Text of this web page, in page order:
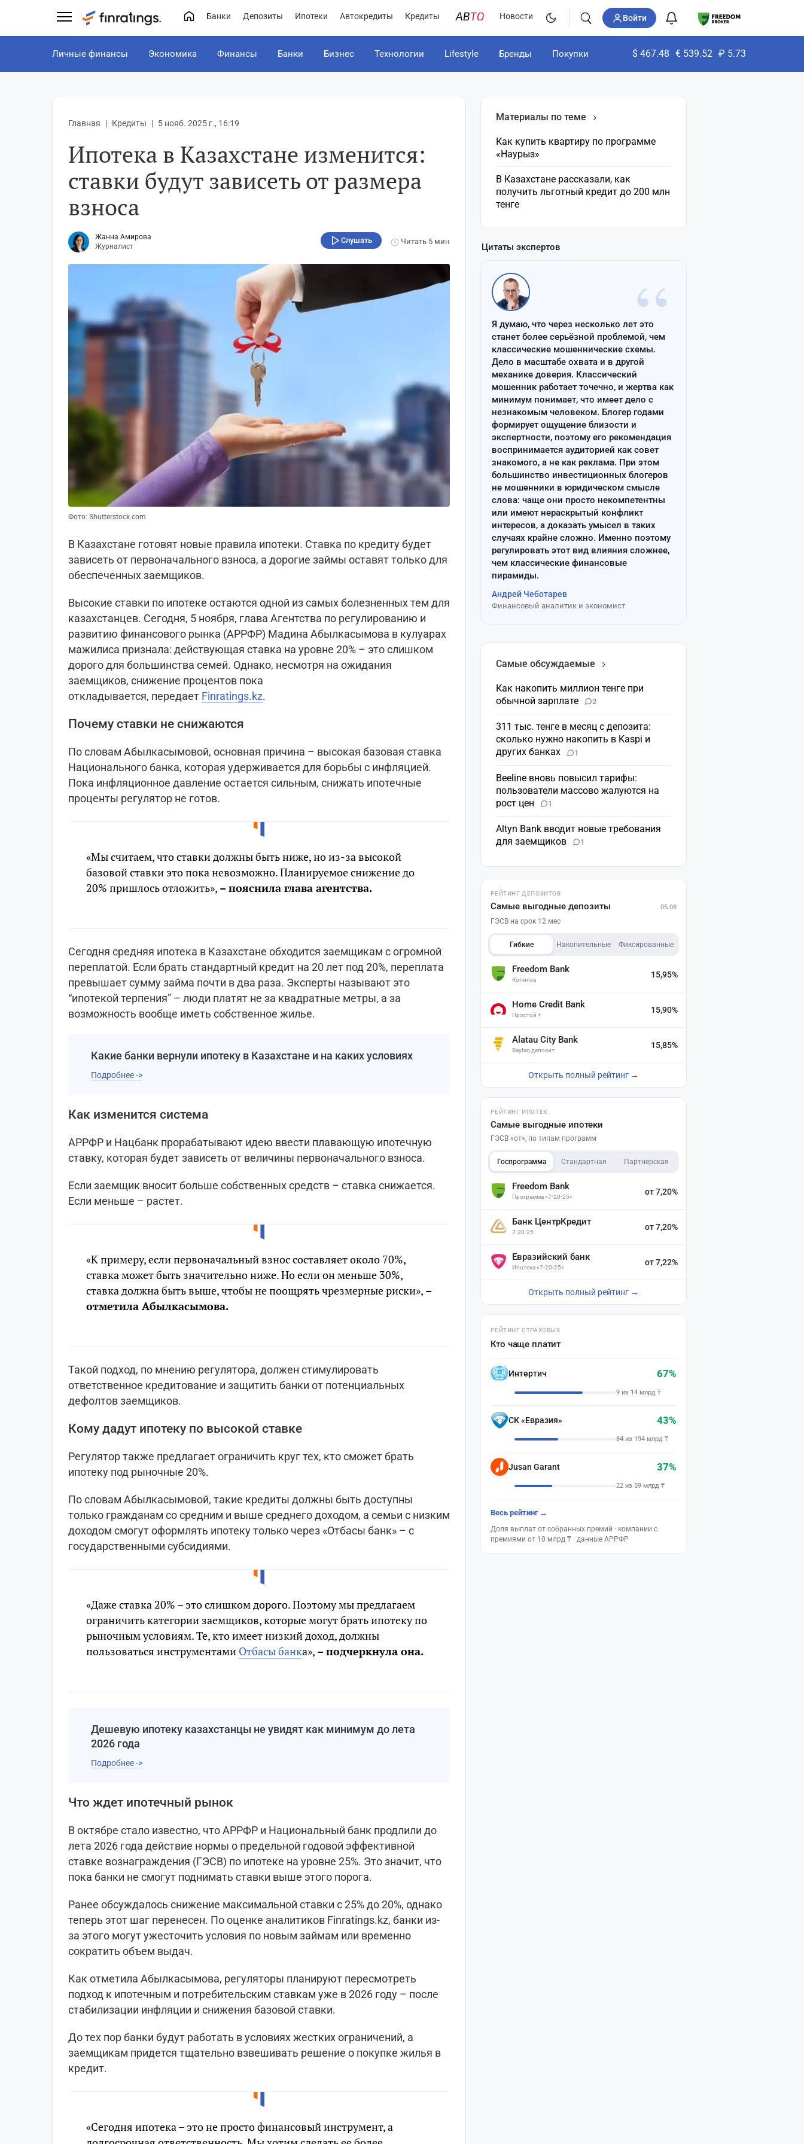
Банки Депозиты Ипотеки Автокредиты Кредиты Новости Войти
Личные финансы Экономика Финансы Банки Бизнес Технологии Lifestyle Бренды Покупки $ 467.48 € 539.52 ₽ 5.73
Главная Кредиты 5 нояб. 2025 г., 16:19
Ипотека в Казахстане изменится:
ставки будут зависеть от размера
взноса
Жанна Амирова
Журналист
Слушать Читать 5 мин
Фото: Shutterstock.com
В Казахстане готовят новые правила ипотеки. Ставка по кредиту будет
зависеть от первоначального взноса, а дорогие займы оставят только для
обеспеченных заемщиков.
Высокие ставки по ипотеке остаются одной из самых болезненных тем для
казахстанцев. Сегодня, 5 ноября, глава Агентства по регулированию и
развитию финансового рынка (АРРФР) Мадина Абылкасымова в кулуарах
мажилиса признала: действующая ставка на уровне 20% – это слишком
дорого для большинства семей. Однако, несмотря на ожидания
заемщиков, снижение процентов пока
откладывается, передает Finratings.kz.
Почему ставки не снижаются
По словам Абылкасымовой, основная причина – высокая базовая ставка
Национального банка, которая удерживается для борьбы с инфляцией.
Пока инфляционное давление остается сильным, снижать ипотечные
проценты регулятор не готов.
«Мы считаем, что ставки должны быть ниже, но из-за высокой
базовой ставки это пока невозможно. Планируемое снижение до
20% пришлось отложить», – пояснила глава агентства.
Сегодня средняя ипотека в Казахстане обходится заемщикам с огромной
переплатой. Если брать стандартный кредит на 20 лет под 20%, переплата
превышает сумму займа почти в два раза. Эксперты называют это
“ипотекой терпения” – люди платят не за квадратные метры, а за
возможность вообще иметь собственное жилье.
Какие банки вернули ипотеку в Казахстане и на каких условиях
Подробнее ->
Как изменится система
АРРФР и Нацбанк прорабатывают идею ввести плавающую ипотечную
ставку, которая будет зависеть от величины первоначального взноса.
Если заемщик вносит больше собственных средств – ставка снижается.
Если меньше – растет.
«К примеру, если первоначальный взнос составляет около 70%,
ставка может быть значительно ниже. Но если он меньше 30%,
ставка должна быть выше, чтобы не поощрять чрезмерные риски», –
отметила Абылкасымова.
Такой подход, по мнению регулятора, должен стимулировать
ответственное кредитование и защитить банки от потенциальных
дефолтов заемщиков.
Кому дадут ипотеку по высокой ставке
Регулятор также предлагает ограничить круг тех, кто сможет брать
ипотеку под рыночные 20%.
По словам Абылкасымовой, такие кредиты должны быть доступны
только гражданам со средним и выше среднего доходом, а семьи с низким
доходом смогут оформлять ипотеку только через «Отбасы банк» – с
государственными субсидиями.
«Даже ставка 20% – это слишком дорого. Поэтому мы предлагаем
ограничить категории заемщиков, которые могут брать ипотеку по
рыночным условиям. Те, кто имеет низкий доход, должны
пользоваться инструментами Отбасы банка», – подчеркнула она.
Дешевую ипотеку казахстанцы не увидят как минимум до лета
2026 года
Подробнее ->
Что ждет ипотечный рынок
В октябре стало известно, что АРРФР и Национальный банк продлили до
лета 2026 года действие нормы о предельной годовой эффективной
ставке вознаграждения (ГЭСВ) по ипотеке на уровне 25%. Это значит, что
пока банки не смогут поднимать ставки выше этого порога.
Ранее обсуждалось снижение максимальной ставки с 25% до 20%, однако
теперь этот шаг перенесен. По оценке аналитиков Finratings.kz, банки из-
за этого могут ужесточить условия по новым займам или временно
сократить объем выдач.
Как отметила Абылкасымова, регуляторы планируют пересмотреть
подход к ипотечным и потребительским ставкам уже в 2026 году – после
стабилизации инфляции и снижения базовой ставки.
До тех пор банки будут работать в условиях жестких ограничений, а
заемщикам придется тщательно взвешивать решение о покупке жилья в
кредит.
«Сегодня ипотека – это не просто финансовый инструмент, а
Материалы по теме
Как купить квартиру по программе
«Наурыз»
В Казахстане рассказали, как
получить льготный кредит до 200 млн
тенге
Цитаты экспертов
“
Я думаю, что через несколько лет это
станет более серьёзной проблемой, чем
классические мошеннические схемы.
Дело в масштабе охвата и в другой
механике доверия. Классический
мошенник работает точечно, и жертва как
минимум понимает, что имеет дело с
незнакомым человеком. Блогер годами
формирует ощущение близости и
экспертности, поэтому его рекомендация
воспринимается аудиторией как совет
знакомого, а не как реклама. При этом
большинство инвестиционных блогеров
не мошенники в юридическом смысле
слова: чаще они просто некомпетентны
или имеют нераскрытый конфликт
интересов, а доказать умысел в таких
случаях крайне сложно. Именно поэтому
регулировать этот вид влияния сложнее,
чем классические финансовые
пирамиды.
Андрей Чеботарев
Финансовый аналитик и экономист
Самые обсуждаемые
Как накопить миллион тенге при
обычной зарплате
2
311 тыс. тенге в месяц с депозита:
сколько нужно накопить в Kaspi и
других банках
1
Beeline вновь повысил тарифы:
пользователи массово жалуются на
рост цен
1
Altyn Bank вводит новые требования
для заемщиков
1
РЕЙТИНГ ДЕПОЗИТОВ
Самые выгодные депозиты 05.08
ГЭСВ на срок 12 мес
Гибкие Накопительные Фиксированные
Freedom Bank
Копилка
15,95%
Home Credit Bank
Простой +
15,90%
Alatau City Bank
Baytaq депозит
15,85%
Открыть полный рейтинг →
РЕЙТИНГ ИПОТЕК
Самые выгодные ипотеки
ГЭСВ «от», по типам программ
Госпрограмма Стандартная Партнёрская
Freedom Bank
Программа «7-20-25»
от 7,20%
Банк ЦентрКредит
7-20-25
от 7,20%
Евразийский банк
Ипотека «7-20-25»
от 7,22%
Открыть полный рейтинг →
РЕЙТИНГ СТРАХОВЫХ
Кто чаще платит
Интертич 67%
9 из 14 млрд ₸
СК «Евразия» 43%
84 из 194 млрд ₸
Jusan Garant 37%
22 из 59 млрд ₸
Весь рейтинг →
Доля выплат от собранных премий · компании с
премиями от 10 млрд ₸ · данные АРРФР